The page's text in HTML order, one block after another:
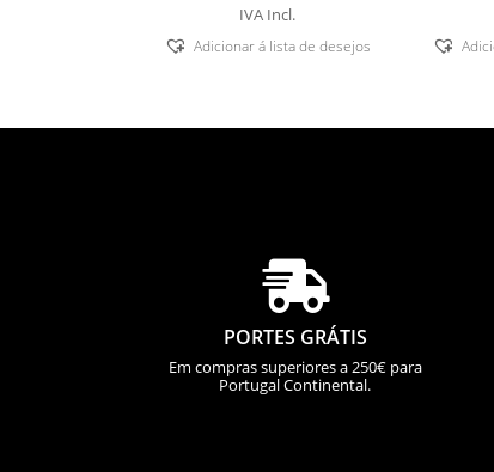
IVA Incl.
Adicionar á lista de desejos

PORTES GRÁTIS
Em compras superiores a 250€ para
Portugal Continental.